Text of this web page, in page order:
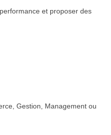
et proposer des
Gestion, Management ou